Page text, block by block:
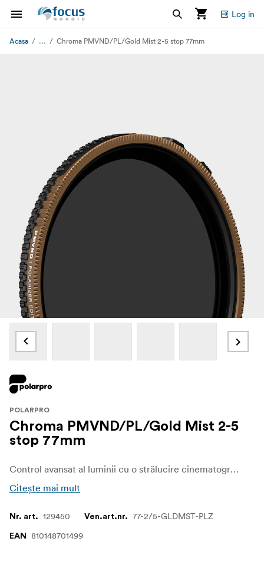
Log in
Acasa ... Chroma PMVND/PL/Gold Mist 2-5 stop 77mm
POLARPRO
Chroma PMVND/PL/Gold Mist 2-5
stop 77mm
Control avansat al luminii cu o strălucire cinematografică - Filtrul PolarPro Chroma PMVND/PL/Gold Mist 2-5 Stop este proiectat pentru regizorii și fotografii care solicită un control precis asupra luminii, strălucirii și atmosferei. Combinând un filtru cu densitate neutră variabilă, un polarizator și difuzia moale a Gold Mist, acest filtru vă oferă flexibilitatea de a gestiona expunerea în condiții de luminozitate, adăugând în același timp o strălucire caldă, cinematografică filmărilor dvs. Ideal pentru capturarea scenelor în aer liber cu contrast ridicat, acest filtru scoate în evidență culori bogate, reduce reflexiile dure și înmoaie evidențele pentru a crea o ambianță aurie de vis.
Citește mai mult
Nr. art. 129450 Ven.art.nr. 77-2/5-GLDMST-PLZ
EAN 810148701499